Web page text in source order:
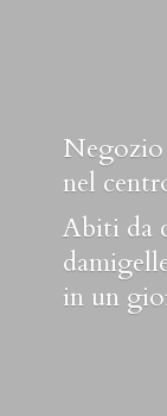
nel
Abiti da
in un